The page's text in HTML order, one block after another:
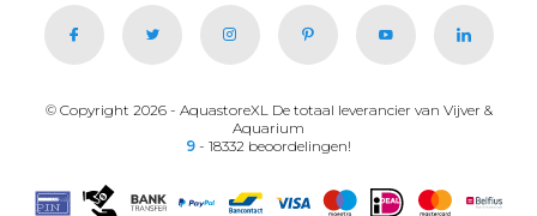
© Copyright 2026 - AquastoreXL De totaal leverancier van Vijver &
Aquarium
9 - 18332 beoordelingen!